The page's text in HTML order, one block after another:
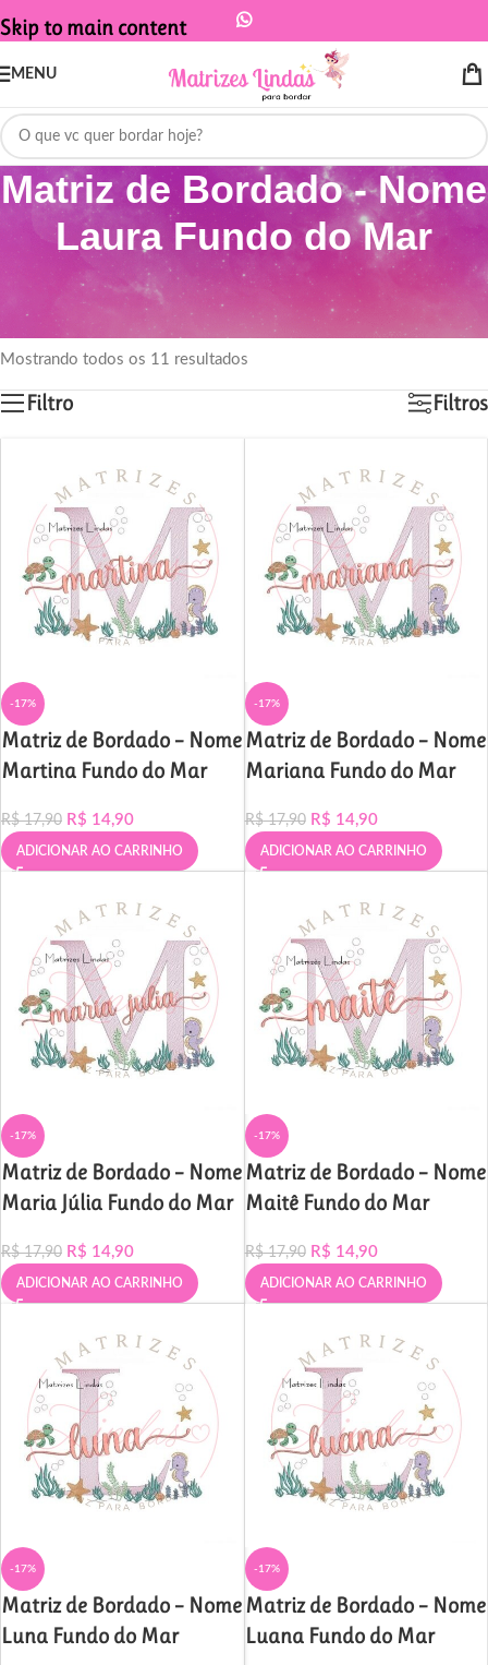
Skip to main content
MENU
Matriz de Bordado - Nome
Laura Fundo do Mar
Início
Produtos marcados com a tag “Matriz de Bordado - Nome Laura
Fundo do Mar”
Mostrando todos os 11 resultados
Filtro Filtros
-17%
Matriz de Bordado – Nome
Martina Fundo do Mar
R$17,90 R$ 14,90
ADICIONAR AO CARRINHO
-17%
Matriz de Bordado – Nome
Mariana Fundo do Mar
R$17,90 R$ 14,90
ADICIONAR AO CARRINHO
-17%
Matriz de Bordado – Nome
Maria Júlia Fundo do Mar
R$17,90 R$ 14,90
ADICIONAR AO CARRINHO
-17%
Matriz de Bordado – Nome
Maitê Fundo do Mar
R$17,90 R$ 14,90
ADICIONAR AO CARRINHO
-17%
Matriz de Bordado – Nome
Luna Fundo do Mar
-17%
Matriz de Bordado – Nome
Luana Fundo do Mar